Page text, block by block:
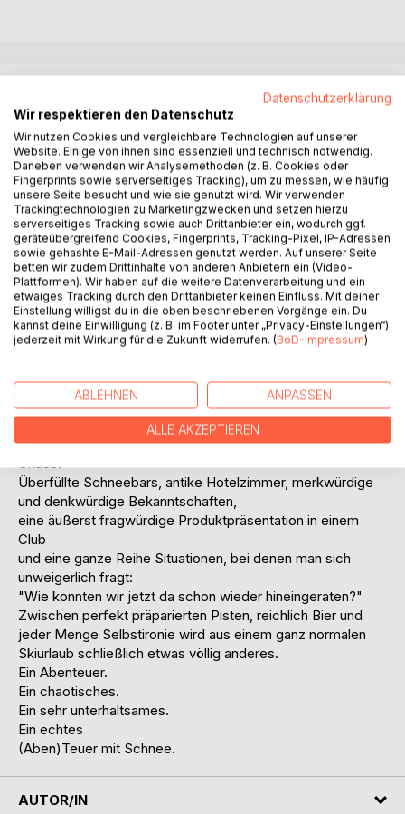
Gute Pisten, ein Weizen und ein deftiges Essen auf der
Hütte und am Abend meine Ruhe. Mehr braucht es nicht für
einen gelungenen Winterurlaub.
Mein Freund Tom sieht das allerdings etwas anders.
Für ihn gehören zu einem richtigen Skiurlaub unbedingt
Schneebars, Apres Ski, technische Geräte mit
fragwürdigem Nutzen und wenn alles gut läuft auch noch
der eine oder andere Besuch des örtlichen Nachtlebens.
Also fahren wir diesmal nicht ins gemütliche, beschauliche
Allgäu, sondern direkt nach Sölden in Österreich.
Zum ersten mal mit dabei ist Markus, ein Arbeitskollege
von Tom, der gerade eine Scheidung durchmacht und
verbringen möchte.
So war unser Plan. Ein Plan, der ungefähr so gut funktioniert
wie Toms neueste technische Spielerei.
Denn plötzlich finden wir uns wieder inmitten des alpinen
Überfüllte Schneebars, antike Hotelzimmer, merkwürdige
und denkwürdige Bekanntschaften,
eine äußerst fragwürdige Produktpräsentation in einem
Club
und eine ganze Reihe Situationen, bei denen man sich
unweigerlich fragt:
"Wie konnten wir jetzt da schon wieder hineingeraten?"
Zwischen perfekt präparierten Pisten, reichlich Bier und
jeder Menge Selbstironie wird aus einem ganz normalen
Skiurlaub schließlich etwas völlig anderes.
Ein Abenteuer.
Ein chaotisches.
Ein sehr unterhaltsames.
Ein echtes
(Aben)Teuer mit Schnee.
AUTOR/IN
Datenschutzerklärung
Wir respektieren den Datenschutz
Wir nutzen Cookies und vergleichbare Technologien auf unserer
Website. Einige von ihnen sind essenziell und technisch notwendig.
Daneben verwenden wir Analysemethoden (z. B. Cookies oder
Fingerprints sowie serverseitiges Tracking), um zu messen, wie häufig
unsere Seite besucht und wie sie genutzt wird. Wir verwenden
Trackingtechnologien zu Marketingzwecken und setzen hierzu
serverseitiges Tracking sowie auch Drittanbieter ein, wodurch ggf.
geräteübergreifend Cookies, Fingerprints, Tracking-Pixel, IP-Adressen
sowie gehashte E-Mail-Adressen genutzt werden. Auf unserer Seite
betten wir zudem Drittinhalte von anderen Anbietern ein (Video-
Plattformen). Wir haben auf die weitere Datenverarbeitung und ein
etwaiges Tracking durch den Drittanbieter keinen Einfluss. Mit deiner
Einstellung willigst du in die oben beschriebenen Vorgänge ein. Du
kannst deine Einwilligung (z. B. im Footer unter „Privacy-Einstellungen“)
jederzeit mit Wirkung für die Zukunft widerrufen. (BoD-Impressum)
ABLEHNEN ANPASSEN
ALLE AKZEPTIEREN